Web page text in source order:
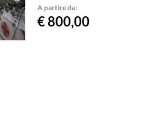
A partire da:
€ 800,00